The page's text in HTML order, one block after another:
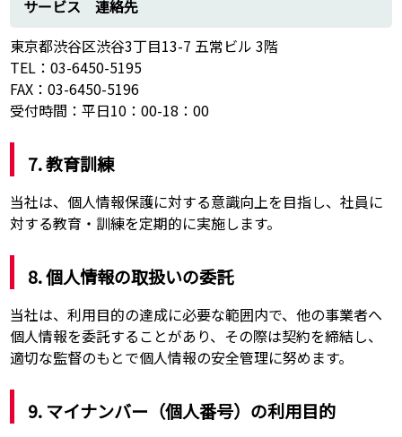
サービス 連絡先
東京都渋谷区渋谷3丁目13-7 五常ビル 3階
TEL：03-6450-5195
FAX：03-6450-5196
受付時間：平日10：00-18：00
7. 教育訓練
当社は、個人情報保護に対する意識向上を目指し、社員に
対する教育・訓練を定期的に実施します。
8. 個人情報の取扱いの委託
当社は、利用目的の達成に必要な範囲内で、他の事業者へ
個人情報を委託することがあり、その際は契約を締結し、
適切な監督のもとで個人情報の安全管理に努めます。
9. マイナンバー（個人番号）の利用目的